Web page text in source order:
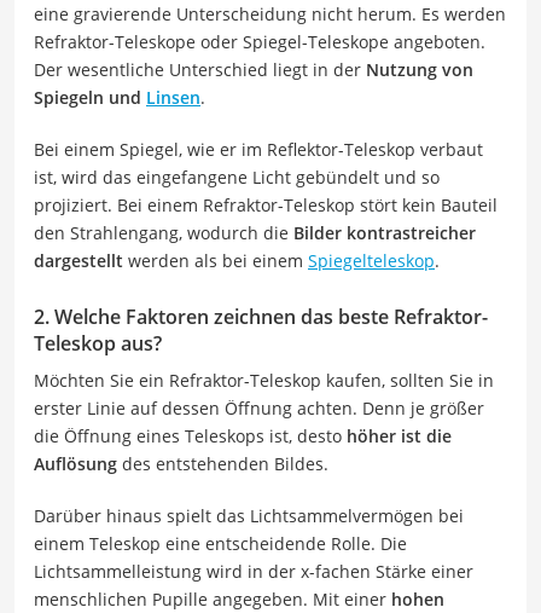
eine gravierende Unterscheidung nicht herum. Es werden
Refraktor-Teleskope oder Spiegel-Teleskope angeboten.
Der wesentliche Unterschied liegt in der Nutzung von
Spiegeln und Linsen.
Bei einem Spiegel, wie er im Reflektor-Teleskop verbaut
ist, wird das eingefangene Licht gebündelt und so
projiziert. Bei einem Refraktor-Teleskop stört kein Bauteil
den Strahlengang, wodurch die Bilder kontrastreicher
dargestellt werden als bei einem Spiegelteleskop.
2. Welche Faktoren zeichnen das beste Refraktor-
Teleskop aus?
Möchten Sie ein Refraktor-Teleskop kaufen, sollten Sie in
erster Linie auf dessen Öffnung achten. Denn je größer
die Öffnung eines Teleskops ist, desto höher ist die
Auflösung des entstehenden Bildes.
Darüber hinaus spielt das Lichtsammelvermögen bei
einem Teleskop eine entscheidende Rolle. Die
Lichtsammelleistung wird in der x-fachen Stärke einer
menschlichen Pupille angegeben. Mit einer hohen